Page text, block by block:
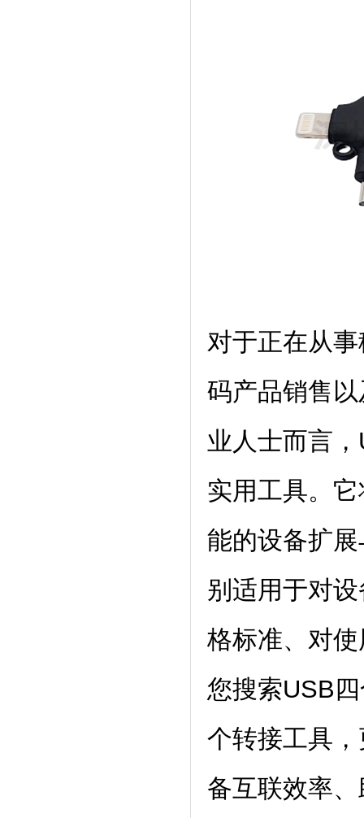
对于正在从
码产品销售
业人士而言
实用工具。
能的设备扩
别适用于对
格标准、对
您搜索USB
个转接工具
备互联效率